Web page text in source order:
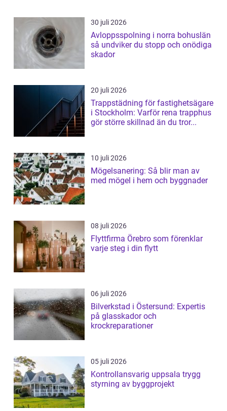
30 juli 2026
Avloppsspolning i norra bohuslän
så undviker du stopp och onödiga
skador
20 juli 2026
Trappstädning för fastighetsägare
i Stockholm: Varför rena trapphus
gör större skillnad än du tror...
10 juli 2026
Mögelsanering: Så blir man av
med mögel i hem och byggnader
08 juli 2026
Flyttfirma Örebro som förenklar
varje steg i din flytt
06 juli 2026
Bilverkstad i Östersund: Expertis
på glasskador och
krockreparationer
05 juli 2026
Kontrollansvarig uppsala trygg
styrning av byggprojekt